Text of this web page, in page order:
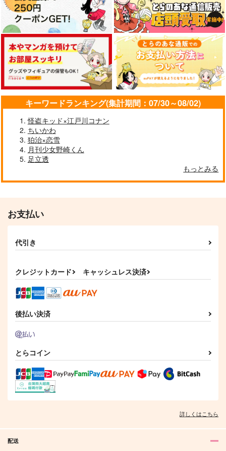
確定申告締切直前SP
愛をみる少年
629円 （税込）
藤丸立香
サンプル
作品詳細
光の庭
愛をみる少年
787円 （税込）
放浪者
サンプル
作品詳細
千年後の彼方より
愛をみる少年
787円（税込）
フリンズ
サンプル
作品詳細
波間で靴を鳴らして
1,100円（税込）
サンプル
作品詳細
キーワードランキング(集計期間：07/30～08/02)
怪盗キッド×江戸川コナン
ちいかわ
狛治×恋雪
月刊少女野崎くん
足立透
もっとみる
お支払い
代引き
クレジットカード キャッシュレス決済
後払い決済
とらコイン
詳しくはこちら
配送